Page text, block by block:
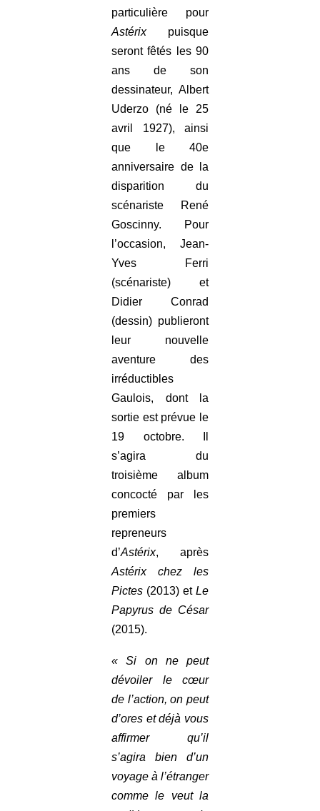
particulière pour
Astérixpuisque
seront fêtés les 90
ans de son
dessinateur, Albert
Uderzo (né le 25
avril 1927), ainsi
que le 40e
anniversaire de la
disparition du
scénariste René
Goscinny. Pour
l’occasion, Jean-
Yves Ferri
(scénariste) et
Didier Conrad
(dessin) publieront
leur nouvelle
aventure des
irréductibles
Gaulois, dont la
sortie est prévue le
19 octobre. Il
s’agira du
troisième album
concocté par les
premiers
repreneurs
d’Astérix, après
Astérix chez les
Pictes (2013) et Le
Papyrus de César
(2015).
« Si on ne peut
dévoiler le cœur
de l’action, on peut
d’ores et déjà vous
affirmer qu’il
s’agira bien d’un
voyage à l’étranger
comme le veut la